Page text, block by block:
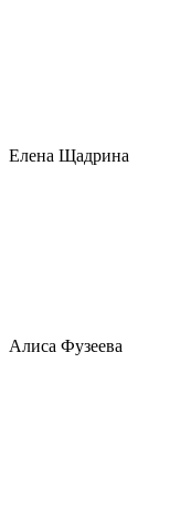
Елена Щадрина
Алиса Фузеева